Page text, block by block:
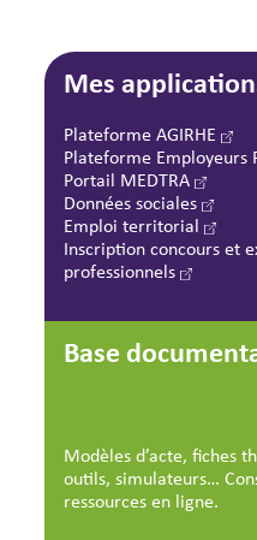
Mes
Plateforme AGIRHE
Plateforme Employeurs
Portail MEDTRA
Données sociales
Emploi territorial
Inscription concours et
professionnels
Base
Modèles d’acte, fiches
outils, simulateurs…
ressources en ligne.